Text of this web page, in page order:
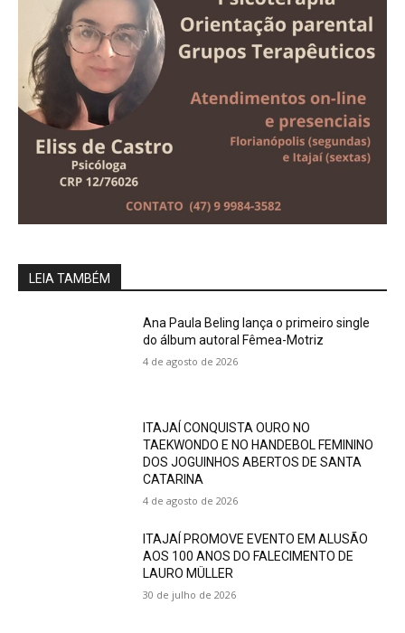
LEIA TAMBÉM
Ana Paula Beling lança o primeiro single
do álbum autoral Fêmea-Motriz
4 de agosto de 2026
ITAJAÍ CONQUISTA OURO NO
TAEKWONDO E NO HANDEBOL FEMININO
DOS JOGUINHOS ABERTOS DE SANTA
CATARINA
4 de agosto de 2026
ITAJAÍ PROMOVE EVENTO EM ALUSÃO
AOS 100 ANOS DO FALECIMENTO DE
LAURO MÜLLER
30 de julho de 2026